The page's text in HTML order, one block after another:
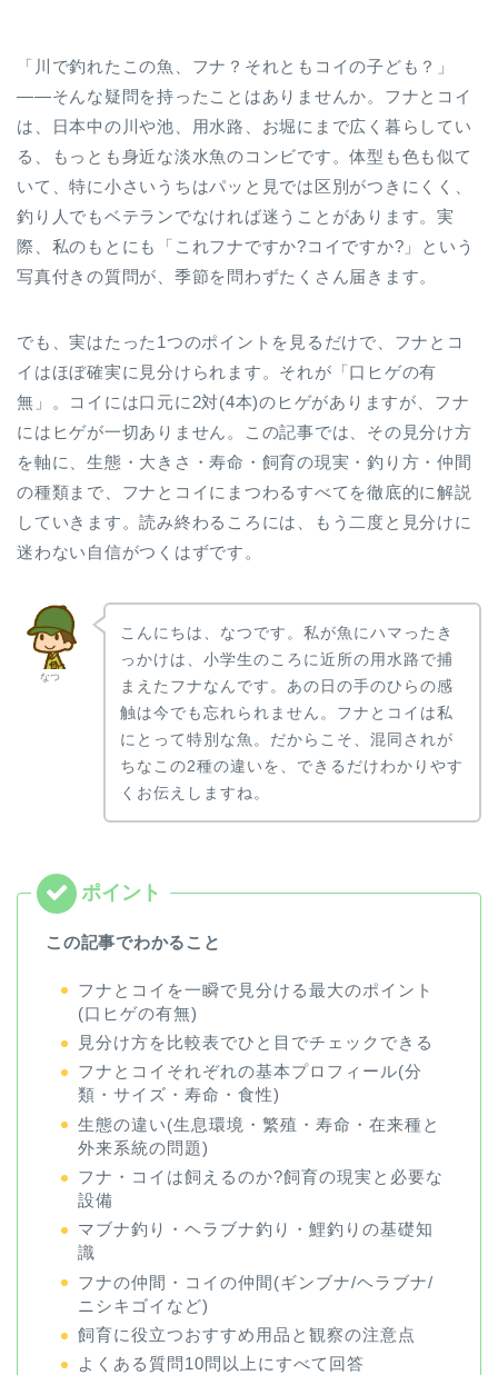
「川で釣れたこの魚、フナ？それともコイの子ども？」
――そんな疑問を持ったことはありませんか。フナとコイ
は、日本中の川や池、用水路、お堀にまで広く暮らしてい
る、もっとも身近な淡水魚のコンビです。体型も色も似て
いて、特に小さいうちはパッと見では区別がつきにくく、
釣り人でもベテランでなければ迷うことがあります。実
際、私のもとにも「これフナですか?コイですか?」という
写真付きの質問が、季節を問わずたくさん届きます。
でも、実はたった1つのポイントを見るだけで、フナとコ
イはほぼ確実に見分けられます。それが「口ヒゲの有
無」。コイには口元に2対(4本)のヒゲがありますが、フナ
にはヒゲが一切ありません。この記事では、その見分け方
を軸に、生態・大きさ・寿命・飼育の現実・釣り方・仲間
の種類まで、フナとコイにまつわるすべてを徹底的に解説
していきます。読み終わるころには、もう二度と見分けに
迷わない自信がつくはずです。
なつ
こんにちは、なつです。私が魚にハマったき
っかけは、小学生のころに近所の用水路で捕
まえたフナなんです。あの日の手のひらの感
触は今でも忘れられません。フナとコイは私
にとって特別な魚。だからこそ、混同されが
ちなこの2種の違いを、できるだけわかりやす
くお伝えしますね。
この記事でわかること
フナとコイを一瞬で見分ける最大のポイント
(口ヒゲの有無)
見分け方を比較表でひと目でチェックできる
フナとコイそれぞれの基本プロフィール(分
類・サイズ・寿命・食性)
生態の違い(生息環境・繁殖・寿命・在来種と
外来系統の問題)
フナ・コイは飼えるのか?飼育の現実と必要な
設備
マブナ釣り・ヘラブナ釣り・鯉釣りの基礎知
識
フナの仲間・コイの仲間(ギンブナ/ヘラブナ/
ニシキゴイなど)
飼育に役立つおすすめ用品と観察の注意点
よくある質問10問以上にすべて回答